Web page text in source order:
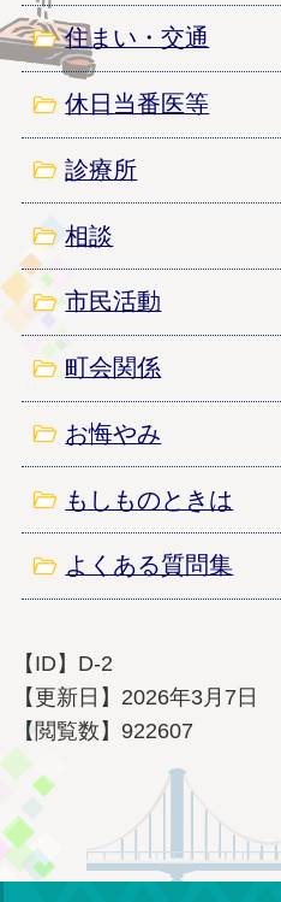
転出届・転入予約は、マイ
2025年12月23日
住宅侵入窃盗にご注意くだ
2025年11月5日
オレンジ・パープルリボン
2025年6月13日
保護司について
2025年6月10日
献血へのご協力のお願い
2025年6月4日
麻しん（はしか）にご注意
2025年4月2日
麻しん風しん混合ワクチン
期接種期間延長のお知らせ
北部保健センター（水府総
動指導室の 利用時間の変更
2025年2月4日
里美歯科診療所休止（2月
2024年6月3日
電源立地地域対策交付金
住まい・交通
休日当番医等
診療所
相談
市民活動
町会関係
お悔やみ
もしものときは
よくある質問集
【ID】 D-2
【更新日】 2026年3月7日
【閲覧数】 922607